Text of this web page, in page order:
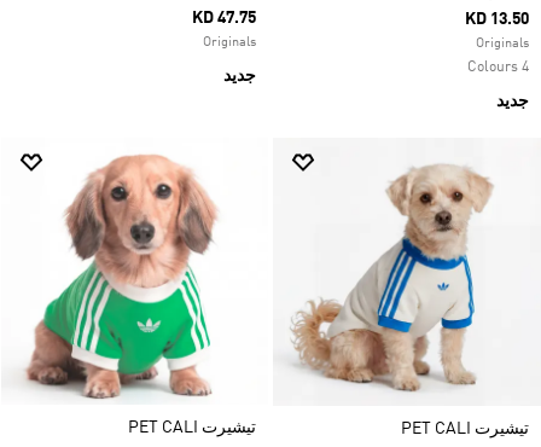
KD 13.50
Originals
4 Colours
جديد
KD 47.75
Originals
جديد
تيشيرت PET CALI
تيشيرت PET CALI